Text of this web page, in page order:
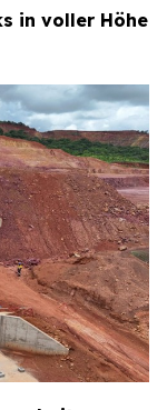
in voller Höhe